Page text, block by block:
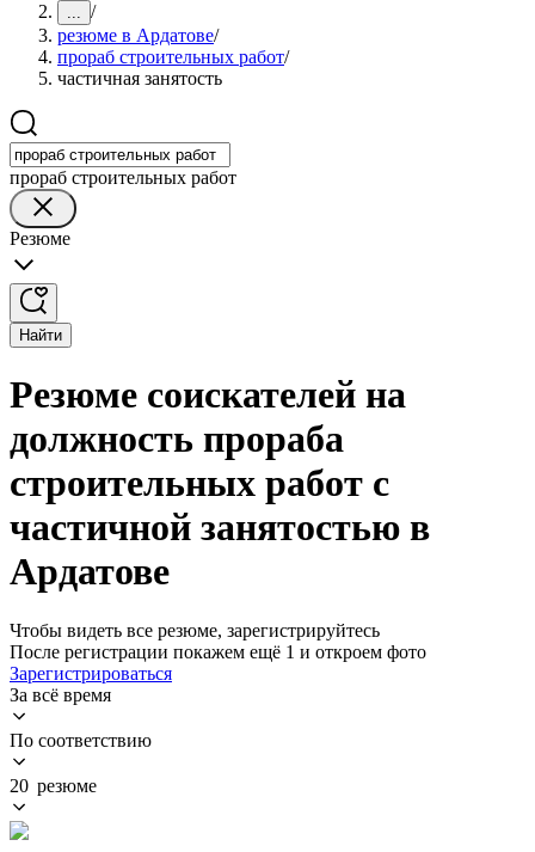
... /
резюме в Ардатове/
прораб строительных работ/
частичная занятость
прораб строительных работ
Резюме
Найти
Резюме соискателей на
должность прораба
строительных работ с
частичной занятостью в
Ардатове
Чтобы видеть все резюме, зарегистрируйтесь
После регистрации покажем ещё 1 и откроем фото
Зарегистрироваться
За всё время
По соответствию
20 резюме